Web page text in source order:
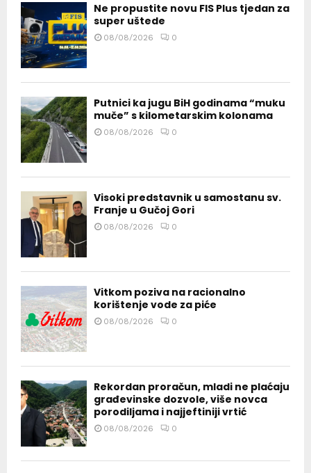
Ne propustite novu FIS Plus tjedan za
super uštede
08/08/2026 0
Putnici ka jugu BiH godinama “muku
muče” s kilometarskim kolonama
08/08/2026 0
Visoki predstavnik u samostanu sv.
Franje u Gučoj Gori
08/08/2026 0
Vitkom poziva na racionalno
korištenje vode za piće
08/08/2026 0
Rekordan proračun, mladi ne plaćaju
građevinske dozvole, više novca
porodiljama i najjeftiniji vrtić
08/08/2026 0